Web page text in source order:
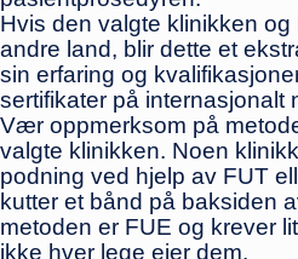
Hvis den valgte klinikken
andre land, blir dette et
sin erfaring og
sertifikater på internasjonalt
Vær oppmerksom på
valgte klinikken. Noen
podning ved hjelp av FUT
kutter et bånd på baksiden
metoden er FUE og krever
ikke hver lege eier dem.